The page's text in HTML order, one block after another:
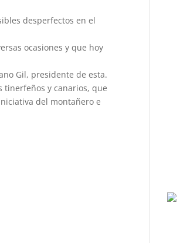
desperfectos en el
ocasiones y que hoy
Gil, presidente de esta.
tinerfeños y canarios, que
del montañero e